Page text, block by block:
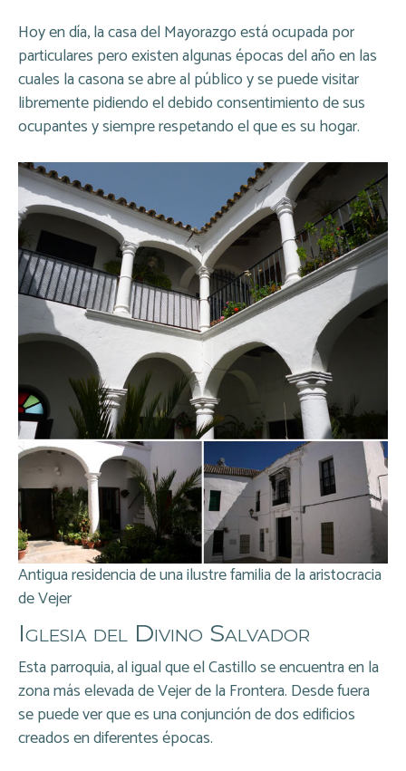
Hoy en día, la casa del Mayorazgo está ocupada por
particulares pero existen algunas épocas del año en las
cuales la casona se abre al público y se puede visitar
libremente pidiendo el debido consentimiento de sus
ocupantes y siempre respetando el que es su hogar.
Antigua residencia de una ilustre familia de la aristocracia
de Vejer
Iglesia del Divino Salvador
Esta parroquia, al igual que el Castillo se encuentra en la
zona más elevada de Vejer de la Frontera. Desde fuera
se puede ver que es una conjunción de dos edificios
creados en diferentes épocas.